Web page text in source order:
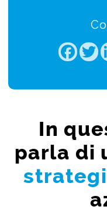
In
parla di